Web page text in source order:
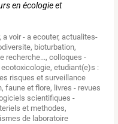
en écologie et
,a voir - a ecouter,actualites-
, bioturbation,
recherche...,colloques -
ecotoxicologie,etudiant(e)s :
risques et surveillance
,faune et flore, livres - revues
scientifiques -
et methodes,
de laboratoire